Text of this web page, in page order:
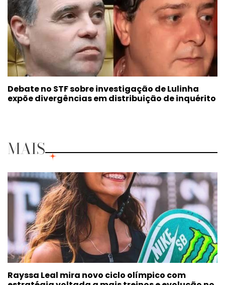
Debate no STF sobre investigação de Lulinha
expõe divergências em distribuição de inquérito
MAIS
Rayssa Leal mira novo ciclo olímpico com